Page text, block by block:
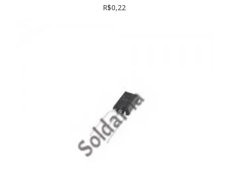
R$0,22